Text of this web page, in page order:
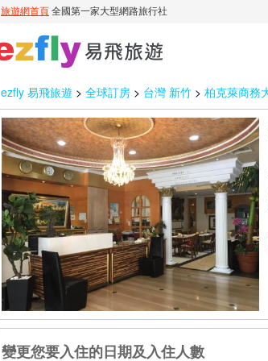
ezfly 易飛旅遊 > 全球訂房 > 台灣 新竹 > 柏克萊商務
變更您要入住的日期及入住人數